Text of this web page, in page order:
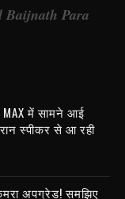
Baijnath Para
MAX में सामने आई
स्पीकर से आ रही
अपग्रेड! समझिए